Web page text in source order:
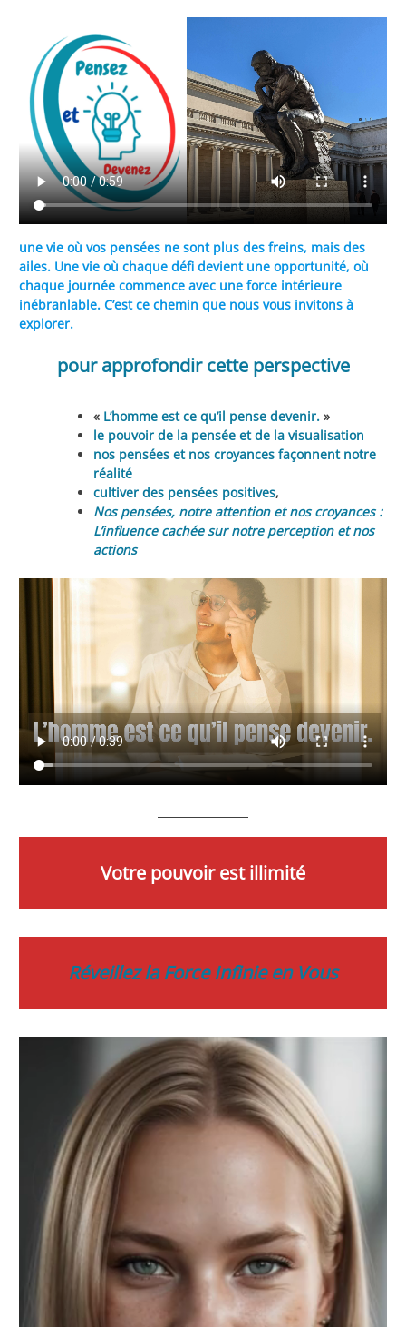
une vie où vos pensées ne sont plus des freins, mais des
ailes. Une vie où chaque défi devient une opportunité, où
chaque journée commence avec une force intérieure
inébranlable. C’est ce chemin que nous vous invitons à
explorer.
pour approfondir cette perspective
« L’homme est ce qu’il pense devenir. »
le pouvoir de la pensée et de la visualisation
nos pensées et nos croyances façonnent notre
réalité
cultiver des pensées positives,
Nos pensées, notre attention et nos croyances :
L’influence cachée sur notre perception et nos
actions
Votre pouvoir est illimité
Réveillez la Force Infinie en Vous